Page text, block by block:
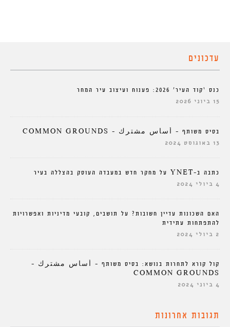
עדכונים
כנס ‘קוד העיר’ 2026: פענוח ועיצוב עיר המחר
15 ביוני 2026
בסיס משותף – أساس مشترك – COMMON GROUNDS
13 באוגוסט 2024
כתבה ב-YNET על מחקר חדש במעבדה העוסק בהצללה בעיר
4 ביולי 2024
האם השכונות עדיין חשובות? על תושבים, קובעי מדיניות ואפשרויות
להתפתחות עתידית
2 ביולי 2024
קול קורא לתחרות בנושא: בסיס משותף – أساس مشترك –
COMMON GROUNDS
4 ביוני 2024
תגובות אחרונות